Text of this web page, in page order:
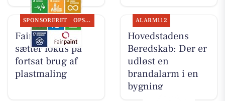
SPONSORERET OPSLAGSTAVLEN
Fairpaint ApS
sætter fokus på
fortsat brug af
plastmaling
ALARM112
Hovedstadens
Beredskab: Der er
udløst en
brandalarm i en
bygning